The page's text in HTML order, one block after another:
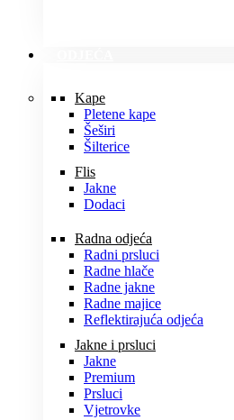
Kape
Pletene kape
Šeširi
Šilterice
Flis
Jakne
Dodaci
Radna odjeća
Radni prsluci
Radne hlače
Radne jakne
Radne majice
Reflektirajuća odjeća
Jakne i prsluci
Jakne
Premium
Prsluci
Vjetrovke